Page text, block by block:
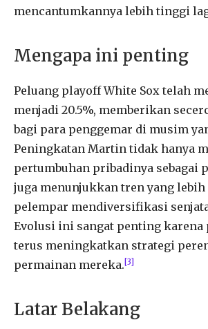
mencantumkannya lebih tinggi
Mengapa ini penting
Peluang playoff White Sox telah
menjadi 20.5%, memberikan
bagi para penggemar di musim
Peningkatan Martin tidak hanya
pertumbuhan pribadinya sebagai
juga menunjukkan tren yang lebih
pelempar mendiversifikasi
Evolusi ini sangat penting karena
terus meningkatkan strategi
permainan mereka.[3]
Latar Belakang